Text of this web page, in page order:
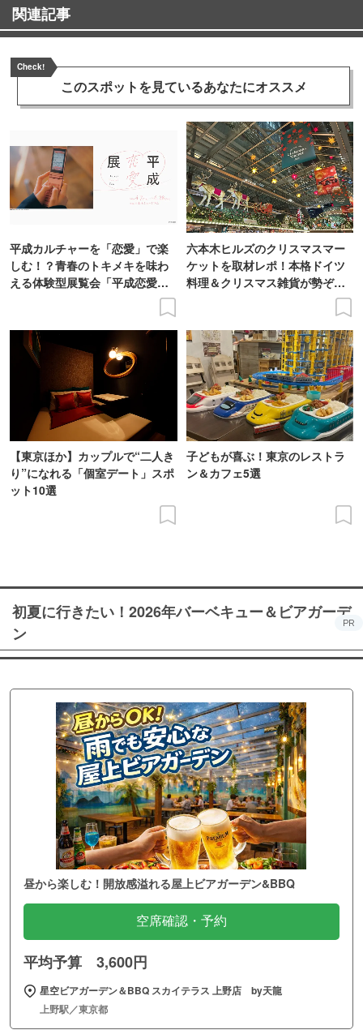
関連記事
Check!
このスポットを見ているあなたにオススメ
平成カルチャーを「恋愛」で楽
しむ！？青春のトキメキを味わ
える体験型展覧会「平成恋愛
六本木ヒルズのクリスマスマー
ケットを取材レポ！本格ドイツ
料理＆クリスマス雑貨が勢ぞろ
【東京ほか】カップルで“二人き
り”になれる「個室デート」スポ
ット10選
子どもが喜ぶ！東京のレストラ
ン＆カフェ5選
初夏に行きたい！2026年バーベキュー＆ビアガーデ
ン
PR
昼から楽しむ！開放感溢れる屋上ビアガーデン&BBQ
空席確認・予約
平均予算 3,600円
星空ビアガーデン＆BBQ スカイテラス 上野店 by天龍
上野駅／東京都